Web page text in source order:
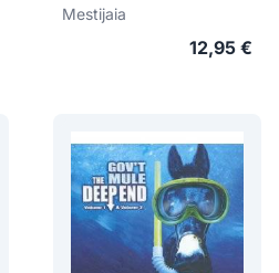
Mestijaia
12,95 €